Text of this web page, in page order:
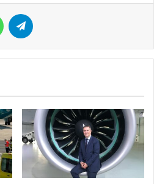
WhatsApp